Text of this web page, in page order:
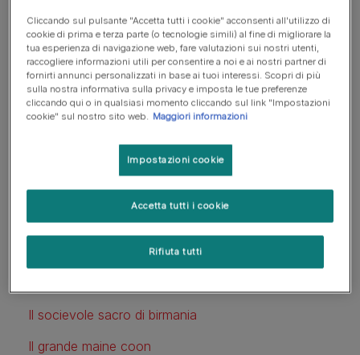
affettuosa. Questo perché avere a che fare con i piccoli
umani significa spesso trovarsi ad avere a che fare con
rumori forti, movimenti bruschi e manipolazioni in cui la
forza non è sempre dosata nel modo giusto. Per questo
motivo non è consigliabile scegliere gatti paurosi, dal
carattere dominante o molto territoriali, solitari e
indipendenti. In tutti i casi il medico veterinario saprà
sicuramente darti un aiuto nella scelta della razza di gatto
Il socievole sacro di birmania
Il grande maine coon
Cliccando sul pulsante "Accetta tutti i cookie" acconsenti all'utilizzo di
cookie di prima e terza parte (o tecnologie simili) al fine di migliorare la
tua esperienza di navigazione web, fare valutazioni sui nostri utenti,
raccogliere informazioni utili per consentire a noi e ai nostri partner di
fornirti annunci personalizzati in base ai tuoi interessi. Scopri di più
sulla nostra informativa sulla privacy e imposta le tue preferenze
cliccando qui o in qualsiasi momento cliccando sul link "Impostazioni
cookie" sul nostro sito web. Maggiori informazioni
Impostazioni cookie
Rifiuta tutti
Accetta tutti i cookie